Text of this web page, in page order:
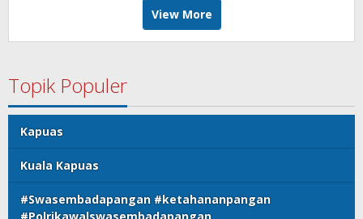
View More
Topik Populer
Kapuas
Kuala Kapuas
#Swasembadapangan #ketahananpangan